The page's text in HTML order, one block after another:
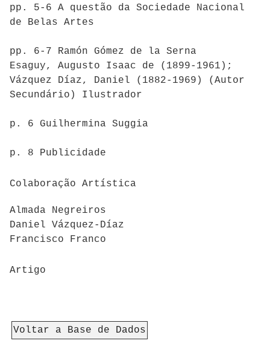
pp. 5-6 A questão da Sociedade Nacional
de Belas Artes
pp. 6-7 Ramón Gómez de la Serna
Esaguy, Augusto Isaac de (1899-1961);
Vázquez Díaz, Daniel (1882-1969) (Autor
Secundário) Ilustrador
p. 6 Guilhermina Suggia
p. 8 Publicidade
Colaboração Artística
Almada Negreiros
Daniel Vázquez-Díaz
Francisco Franco
Artigo
Voltar a Base de Dados